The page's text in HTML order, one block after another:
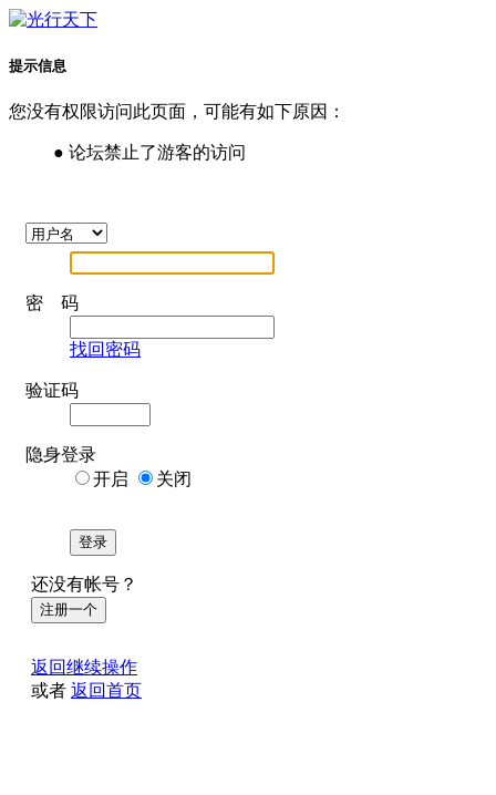
提示信息
您没有权限访问此页面，可能有如下原因：
● 论坛禁止了游客的访问
密 码
找回密码
验证码
隐身登录
开启
关闭
登录
还没有帐号？
注册一个
返回继续操作
或者 返回首页